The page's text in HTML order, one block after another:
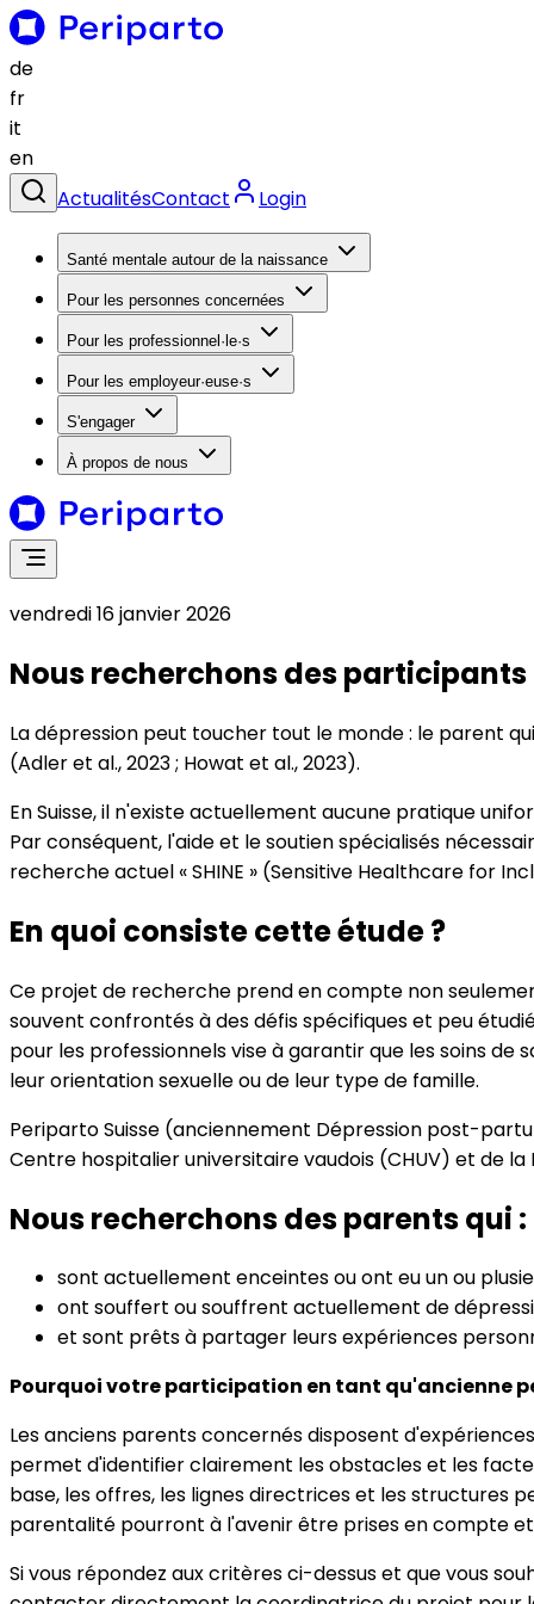
de
fr
it
en
ActualitésContact Login
Santé mentale autour de la naissance
Pour les personnes concernées
Pour les professionnel·le·s
Pour les employeur·euse·s
S'engager
À propos de nous
vendredi 16 janvier 2026
Nous recherchons des
La dépression peut toucher tout le monde : le parent
(Adler et al., 2023 ; Howat et al., 2023).
En Suisse, il n'existe actuellement aucune pratique
Par conséquent, l'aide et le soutien spécialisés
recherche actuel « SHINE » (Sensitive Healthcare for
En quoi consiste cette étude ?
Ce projet de recherche prend en compte non
souvent confrontés à des défis spécifiques et peu
pour les professionnels vise à garantir que les soins
leur orientation sexuelle ou de leur type de famille.
Periparto Suisse (anciennement Dépression post-
Centre hospitalier universitaire vaudois (CHUV) et de
Nous recherchons des parents qui :
sont actuellement enceintes ou ont eu un ou
ont souffert ou souffrent actuellement de
et sont prêts à partager leurs expériences
Pourquoi votre participation en tant qu'ancienne
Les anciens parents concernés disposent
permet d'identifier clairement les obstacles et les
base, les offres, les lignes directrices et les structures
parentalité pourront à l'avenir être prises en compte
Si vous répondez aux critères ci-dessus et que vous